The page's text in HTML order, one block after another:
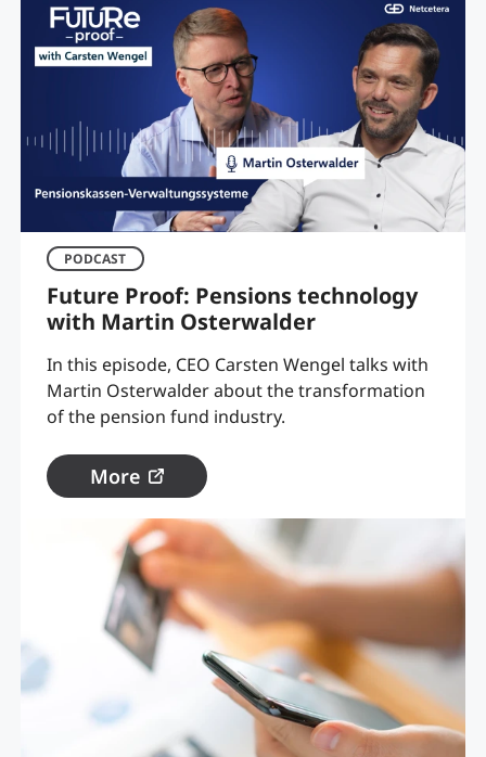
PODCAST
Future Proof: Pensions technology
with Martin Osterwalder
In this episode, CEO Carsten Wengel talks with
Martin Osterwalder about the transformation
of the pension fund industry.
More